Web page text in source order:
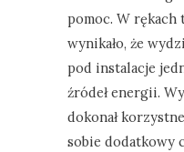
pomoc. W rękach
wynikało, że
pod instalacje
źródeł energii.
dokonał
sobie dodatkowy